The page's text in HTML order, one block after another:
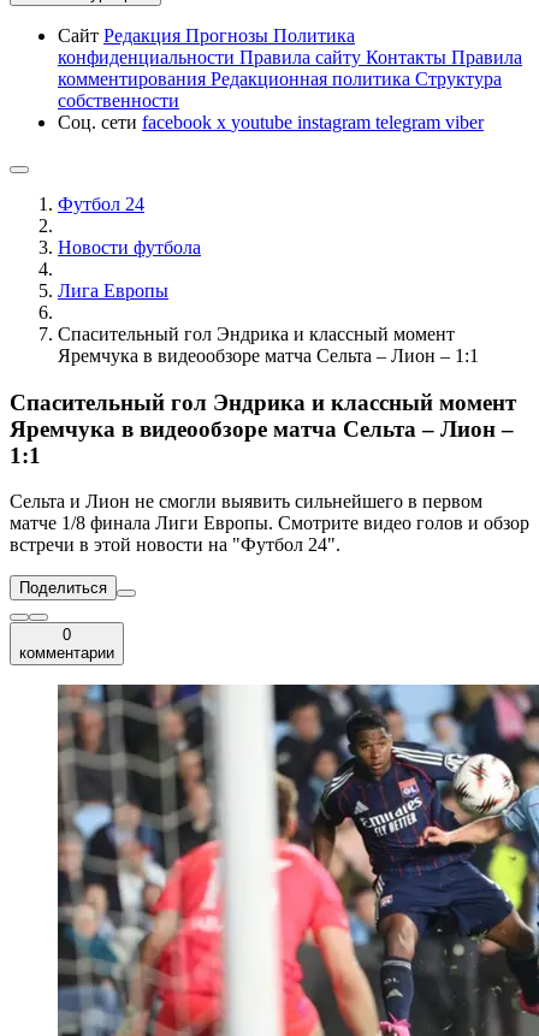
Сайт Редакция Прогнозы Политика
конфиденциальности Правила сайту Контакты Правила
комментирования Редакционная политика Структура
собственности
Соц. сети facebook x youtube instagram telegram viber
Футбол 24
Новости футбола
Лига Европы
Спасительный гол Эндрика и классный момент
Яремчука в видеообзоре матча Сельта – Лион – 1:1
Спасительный гол Эндрика и классный момент
Яремчука в видеообзоре матча Сельта – Лион –
1:1
Сельта и Лион не смогли выявить сильнейшего в первом
матче 1/8 финала Лиги Европы. Смотрите видео голов и обзор
встречи в этой новости на "Футбол 24".
Поделиться
0
комментарии